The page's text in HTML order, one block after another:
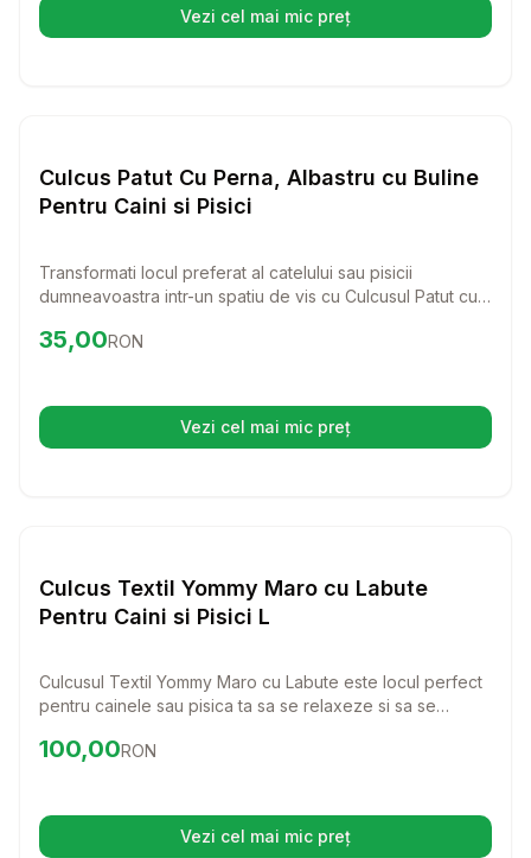
Vezi cel mai mic preț(se deschide într-o filă nouă)
Paturi si Perne Pisici
Culcus Patut Cu Perna, Albastru cu Buline
Pentru Caini si Pisici
Transformati locul preferat al catelului sau pisicii
dumneavoastra intr-un spatiu de vis cu Culcusul Patut cu
confort maxim, dar adauga si un strop de stil in casa
Preț:35.00
35,00RON
Vezi cel mai mic preț(se deschide într-o filă nouă)
Paturi si Perne Pisici
Culcus Textil Yommy Maro cu Labute
Pentru Caini si Pisici L
Culcusul Textil Yommy Maro cu Labute este locul perfect
pentru cainele sau pisica ta sa se relaxeze si sa se
acest culcus ofera sustinere si confort, transformandu-l
Preț: 100.00 RON
100,00RON
Vezi cel mai mic preț(se deschide într-o filă nouă)